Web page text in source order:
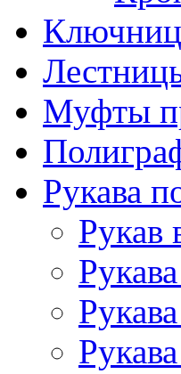
Муфты
Рукава
Рукав